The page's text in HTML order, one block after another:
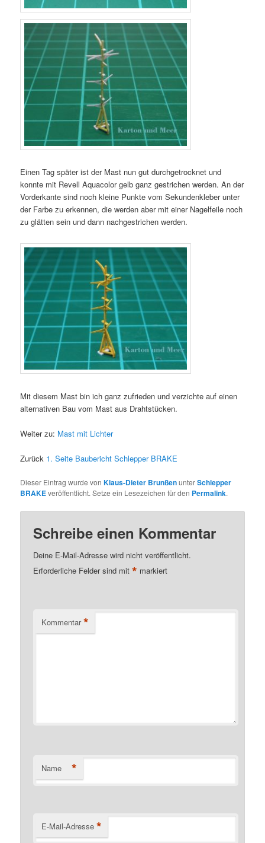
Einen Tag später ist der Mast nun gut durchgetrocknet und
konnte mit Revell Aquacolor gelb ganz gestrichen werden. An der
Vorderkante sind noch kleine Punkte vom Sekundenkleber unter
der Farbe zu erkennen, die werden aber mit einer Nagelfeile noch
zu glätten sein und dann nachgestrichen werden.
Mit diesem Mast bin ich ganz zufrieden und verzichte auf einen
alternativen Bau vom Mast aus Drahtstücken.
Weiter zu: Mast mit Lichter
Zurück 1. Seite Baubericht Schlepper BRAKE
Dieser Eintrag wurde vonKlaus-Dieter BrunßenunterSchlepper
BRAKEveröffentlicht. Setze ein Lesezeichen für den Permalink.
Schreibe einen Kommentar
Deine E-Mail-Adresse wird nicht veröffentlicht.
Erforderliche Felder sind mit* markiert
Kommentar *
Name *
E-Mail-Adresse *